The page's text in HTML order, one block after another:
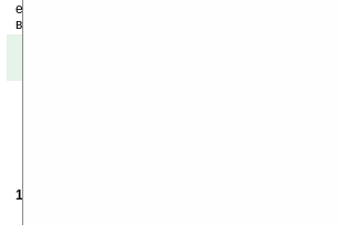
ежедневный или еженедельный дайджест
ваш почтовый ящик.
вернуться к
Обсуждение
19.10.2007